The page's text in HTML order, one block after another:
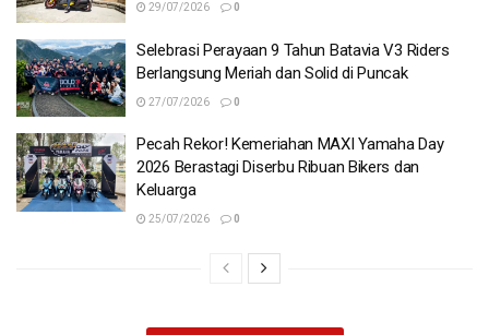
29/07/2026 0
Selebrasi Perayaan 9 Tahun Batavia V3 Riders
Berlangsung Meriah dan Solid di Puncak
27/07/2026 0
Pecah Rekor! Kemeriahan MAXI Yamaha Day
2026 Berastagi Diserbu Ribuan Bikers dan
Keluarga
25/07/2026 0